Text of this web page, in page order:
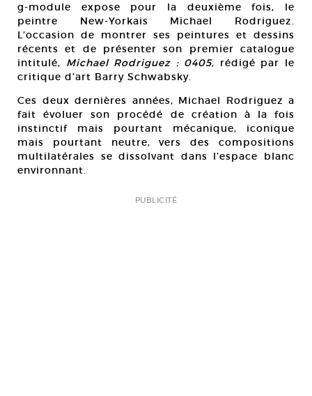
g-module expose pour la deuxième fois, le
peintre New-Yorkais Michael Rodriguez.
L’occasion de montrer ses peintures et dessins
récents et de présenter son premier catalogue
intitulé, Michael Rodriguez : 0405, rédigé par le
critique d’art Barry Schwabsky.
Ces deux dernières années, Michael Rodriguez a
fait évoluer son procédé de création à la fois
instinctif mais pourtant mécanique, iconique
mais pourtant neutre, vers des compositions
multilatérales se dissolvant dans l’espace blanc
environnant.
PUBLICITÉ